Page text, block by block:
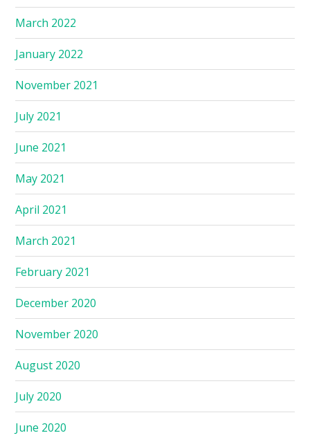
March 2022
January 2022
November 2021
July 2021
June 2021
May 2021
April 2021
March 2021
February 2021
December 2020
November 2020
August 2020
July 2020
June 2020